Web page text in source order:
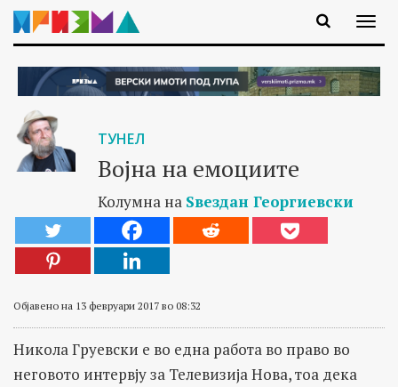
ТУНЕЛ
Војна на емоциите
Колумна на Ѕвездан Георгиевски
Објавено на 13 февруари 2017 во 08:32
Никола Груевски е во една работа во право во
неговото интервју за Телевизија Нова, тоа дека